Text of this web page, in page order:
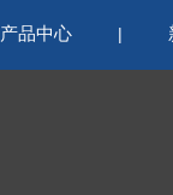
产品中心 |